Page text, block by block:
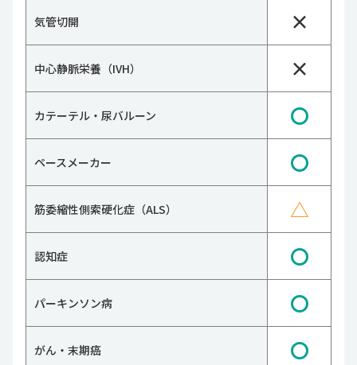
気管切開 ×
中心静脈栄養（IVH） ×
カテーテル・尿バルーン 〇
ペースメーカー 〇
筋委縮性側索硬化症（ALS） △
認知症 〇
パーキンソン病 〇
がん・末期癌 〇